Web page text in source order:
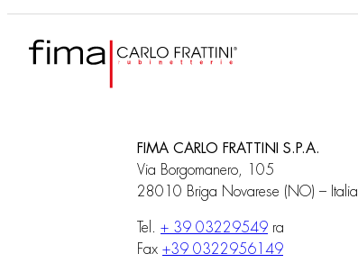
FIMA CARLO FRATTINI S.P.A.
Via Borgomanero, 105
28010 Briga Novarese (NO) – Italia
Tel. + 39 03229549 ra
Fax +39 0322956149